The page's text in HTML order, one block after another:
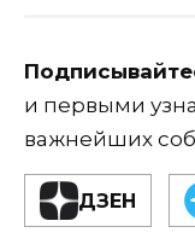
и первыми
важнейших
ДЗЕН